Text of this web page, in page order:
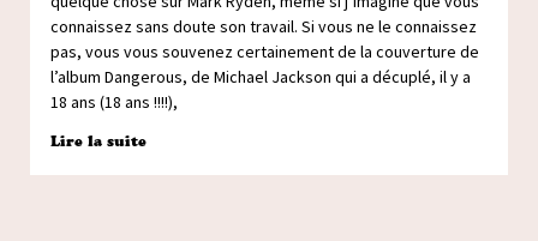
connaissez sans doute son travail. Si vous ne le connaissez
pas, vous vous souvenez certainement de la couverture de
l’album Dangerous, de Michael Jackson qui a décuplé, il y a
18 ans (18 ans !!!!),
Lire la suite